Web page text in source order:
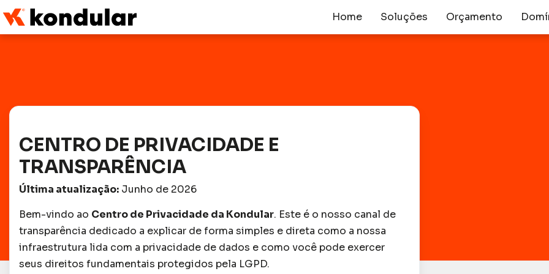
Home Soluções Orçamento
CENTRO DE PRIVACIDADE E
TRANSPARÊNCIA
Última atualização: Junho de 2026
Bem-vindo ao Centro de Privacidade da Kondular. Este é o nosso canal de
transparência dedicado a explicar de forma simples e direta como a nossa
infraestrutura lida com a privacidade de dados e como você pode exercer
seus direitos fundamentais protegidos pela LGPD.